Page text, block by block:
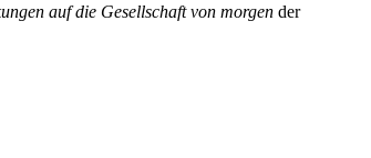
auf die Gesellschaft von morgen der